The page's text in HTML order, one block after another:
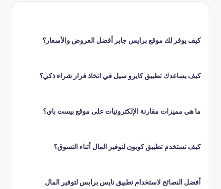
كيف يوفر لك موقع برايس جابر أفضل العروض والأسعار؟
كيف يساعدك تطبيق كايرو سيل في اتخاذ قرار شراء ذكي؟
ما هي مميزات مقارنة الإلكترونيات على موقع بيست باي؟
كيف تستخدم تطبيق كوبون لتوفير المال أثناء التسوق؟
أفضل النصائح لاستخدام تطبيق نايس برايس لتوفير المال